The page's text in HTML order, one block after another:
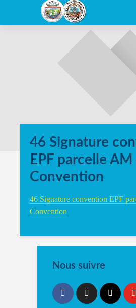
46 Signature
EPF parcelle
Convention
46 Signature convention EPF
Convention
Nous suivre